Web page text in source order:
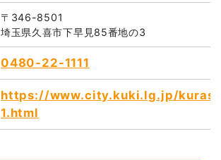
〒346-8501
埼玉県久喜市下早見85番地の3
0480-22-1111
https://www.city.kuki.lg.jp/
1.html